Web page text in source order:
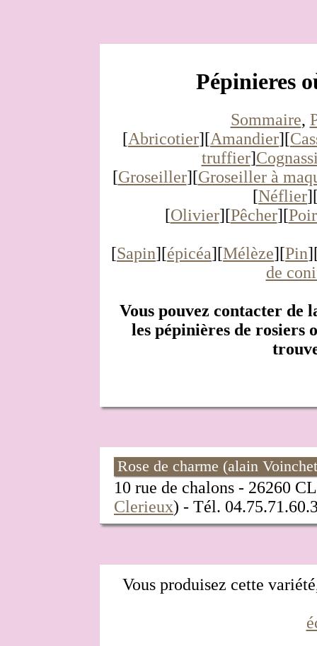
Pépinieres
Sommaire,
[Abricotier][Amandier][
truffier]
[Groseiller][Groseiller à
[Néflier
[Olivier][Pêcher][
[Sapin][épicéa][Mélèze][Pin
de
Vous pouvez contacter de
les pépinières de rosiers
Rose de charme (alain
10 rue de chalons - 26260
Clerieux) - Tél.
Vous produisez cette